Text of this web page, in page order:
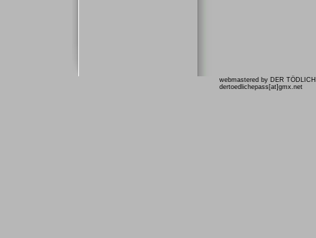
webmastered by DER
dertoedlichepass[at]gmx.net